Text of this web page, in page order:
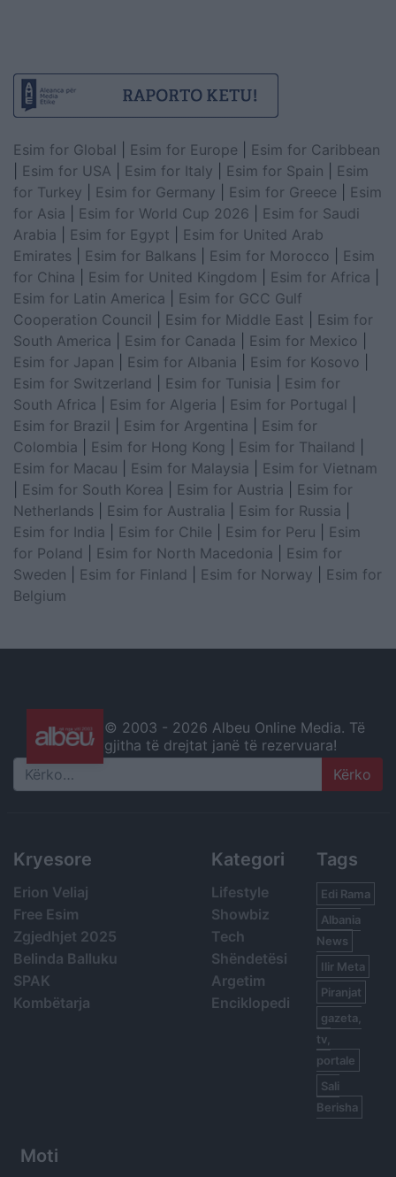
Esim for Global Esim for Europe
Esim for Caribbean
Esim for USA Esim for Italy Esim for Spain
Esim
for Turkey
Esim for Germany Esim for Greece
Esim
for Asia
Esim for World Cup 2026
Esim for Saudi
Arabia
Esim for Egypt
Esim for United Arab
Emirates
Esim for Balkans Esim for Morocco
Esim
for China
Esim for United Kingdom Esim for Africa
Esim for Latin America
Esim for GCC Gulf
Cooperation Council
Esim for Middle East
Esim for
South America
Esim for Canada Esim for Mexico
Esim for Japan
Esim for Albania Esim for Kosovo
Esim for Switzerland
Esim for Tunisia
Esim for
South Africa
Esim for Algeria Esim for Portugal
Esim for Brazil
Esim for Argentina
Esim for
Colombia
Esim for Hong Kong Esim for Thailand
Esim for Macau
Esim for Malaysia
Esim for Vietnam
Esim for South Korea Esim for Austria
Esim for
Netherlands
Esim for Australia Esim for Russia
Esim for India
Esim for Chile Esim for Peru
Esim
for Poland
Esim for North Macedonia
Esim for
Sweden
Esim for Finland Esim for Norway
Esim for
Belgium
© 2003 - 2026 Albeu Online Media. Të
gjitha të drejtat janë të rezervuara!
Search
Kryesore
Erion Veliaj
Free Esim
Zgjedhjet 2025
Belinda Balluku
SPAK
Kombëtarja
Kategori
Lifestyle
Showbiz
Tech
Shëndetësi
Argetim
Enciklopedi
Tags
Edi Rama
Albania
News
Ilir Meta
Piranjat
gazeta,
tv,
portale
Sali
Berisha
Moti